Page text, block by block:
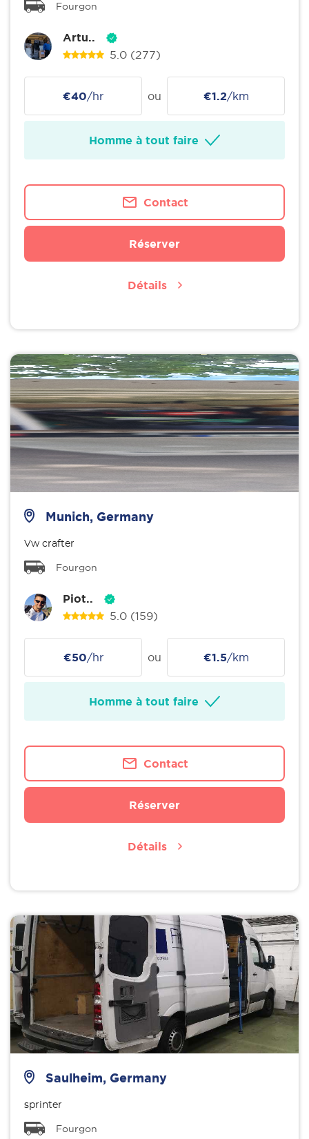
Fourgon
Artu..
5.0 (277)
€40/hr ou €1.2/km
Homme à tout faire
Contact
Réserver
Détails
Munich, Germany
Vw crafter
Fourgon
Piot..
5.0 (159)
€50/hr ou €1.5/km
Homme à tout faire
Contact
Réserver
Détails
Saulheim, Germany
sprinter
Fourgon